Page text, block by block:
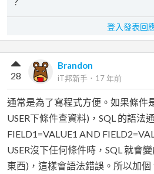
登入發表回
Brandon
iT邦新手 ． 17 年前
28
通常是為了寫程式方便。如果條件
USER下條件查資料)，SQL 的語法
FIELD1=VALUE1 AND
USER沒下任何條件時，SQL 就會
東西)，這樣會語法錯誤。所以加個